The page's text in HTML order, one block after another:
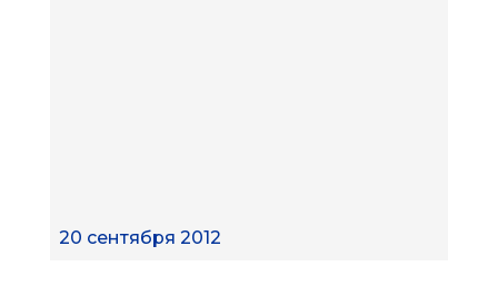
20 сентября 2012